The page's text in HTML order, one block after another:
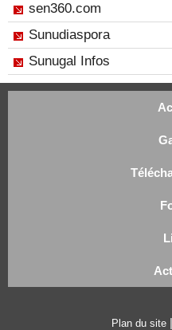
sen360.com
Sunudiaspora
Sunugal Infos
Plan du site |